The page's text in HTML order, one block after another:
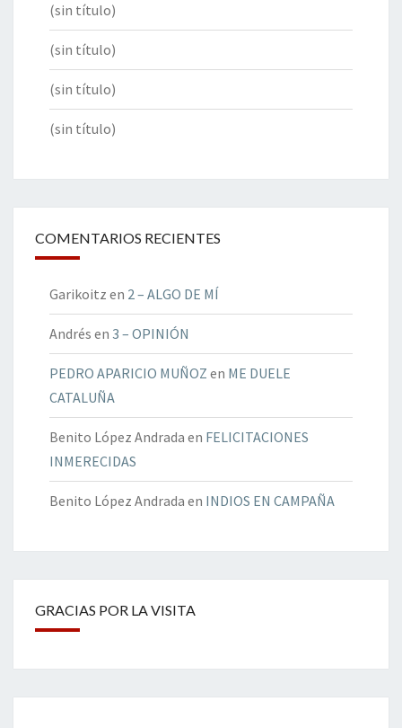
(sin título)
(sin título)
(sin título)
(sin título)
COMENTARIOS RECIENTES
Garikoitz en 2 – ALGO DE MÍ
Andrés en 3 – OPINIÓN
PEDRO APARICIO MUÑOZ en ME DUELE
CATALUÑA
Benito López Andrada en FELICITACIONES
INMERECIDAS
Benito López Andrada en INDIOS EN CAMPAÑA
GRACIAS POR LA VISITA